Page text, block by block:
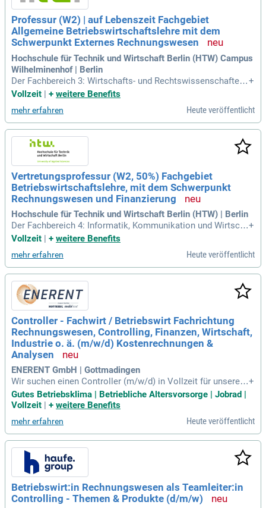
Professur (W2) | auf Lebenszeit Fachgebiet
Allgemeine Betriebswirtschaftslehre mit dem
Schwerpunkt Externes Rechnungswesen
Hochschule für Technik und Wirtschaft Berlin (HTW) Campus
Wilhelminenhof | Berlin
Der Fachbereich 3: Wirtschafts- und Rechtswissenschaften
besetzt eine Professur (W2); auf Lebenszeit Fachgebiet Allg
rnes Rechnungswesen Bachelor- und Masterstudiengang Be
triebswirtschaftslehre Ihre
+
Vollzeit | + weitere Benefits
mehr erfahren Heute veröffentlicht
Vertretungsprofessur (W2, 50%) Fachgebiet
Betriebswirtschaftslehre, mit dem Schwerpunkt
Rechnungswesen und Finanzierung
Hochschule für Technik und Wirtschaft Berlin (HTW) | Berlin
Der Fachbereich 4: Informatik, Kommunikation und Wirtsch
aft besetzt eine Vertretungsprofessur (W2, 50%); 01.04.2027
m Schwerpunkt Rechnungswesen und Finanzierung Bachelo
r- und Masterstudiengang
+
Vollzeit | + weitere Benefits
mehr erfahren Heute veröffentlicht
Controller - Fachwirt / Betriebswirt Fachrichtung
Rechnungswesen, Controlling, Finanzen, Wirtschaft,
Industrie o. ä. (m/w/d) Kostenrechnungen &
Analysen
ENERENT GmbH | Gottmadingen
Wir suchen einen Controller (m/w/d) in Vollzeit für unseren
Standort in Gottmadingen. In dieser Schlüsselposition arbei
ten Sie direkt mit der Geschäftsführung und bereiten Planun
und Analysen hilft uns, die Geschäftsentwicklung zu bewert
en. Sie entwickeln KPIs und Wirtschaftlichkeitsrechnungen,
die als Basis für Entscheidungen dienen. Zudem nutzen Sie
Tools wie Microsoft Dynamics und Power BI, um Automatis
ierungen voranzutreiben. Verstärken Sie unser Team und ge
stalten Sie die Zukunft unseres Unternehmens aktiv mit!
+
Gutes Betriebsklima | Betriebliche Altersvorsorge | Jobrad |
Vollzeit
+ weitere Benefits
mehr erfahren Heute veröffentlicht
Betriebswirt:in Rechnungswesen als Teamleiter:in
Controlling - Themen & Produkte (d/m/w)